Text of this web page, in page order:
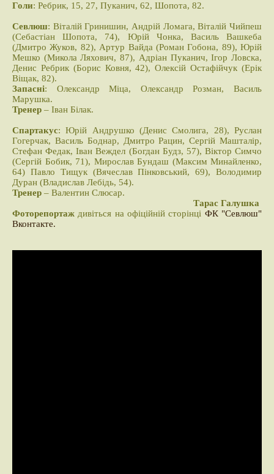
Голи: Ребрик, 15, 27, Пуканич, 62, Шопота, 82.
Севлюш: Віталій Гринишин, Андрій Ломага, Віталій Чийпеш
(Себастіан Шопота, 74), Юрій Чонка, Василь Вашкеба
(Дмитро Жуков, 82), Артур Вайда (Роман Гобона, 89), Юрій
Мешко (Микола Ляхович, 87), Адріан Пуканич, Ігор Ловска,
Денис Ребрик (Борис Ковня, 42), Олексій Остафійчук (Ерік
Віщак, 82).
Запасні: Олександр Міца, Олександр Розман, Василь
Марушка.
Тренер – Іван Білак.
Спартакус: Юрій Андрушко (Денис Смолига, 28), Руслан
Гогерчак, Василь Боднар, Дмитро Рацин, Сергій Машталір,
Стефан Федак, Іван Веждел (Богдан Будз, 57), Віктор Симчо
(Сергій Бобик, 71), Мирослав Бундаш (Максим Минайленко,
64) Павло Тищук (Вячеслав Пінковський, 69), Володимир
Дуран (Владислав Лебідь, 54).
Тренер – Валентин Слюсар.
Тарас Галушка
Фоторепортаж дивіться на офіційній сторінці ФК "Севлюш"
Вконтакте.